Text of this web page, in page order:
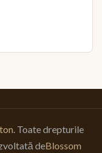
. Toate drepturile
deBlossom